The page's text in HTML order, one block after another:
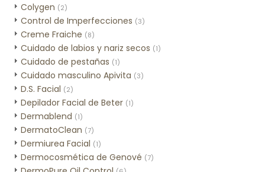
Colygen (2)
Control de Imperfecciones (3)
Creme Fraiche (8)
Cuidado de labios y nariz secos (1)
Cuidado de pestañas (1)
Cuidado masculino Apivita (3)
D.S. Facial (2)
Depilador Facial de Beter (1)
Dermablend (1)
DermatoClean (7)
Dermiurea Facial (1)
Dermocosmética de Genové (7)